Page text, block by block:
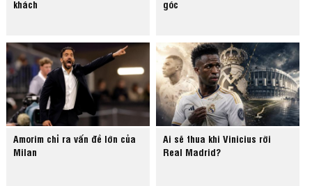
khách
góc
Amorim chỉ ra vấn đề lớn của
Milan
Ai sẽ thua khi Vinicius rời
Real Madrid?